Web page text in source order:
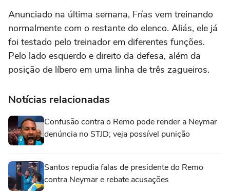
Anunciado na última semana, Frías vem treinando
normalmente com o restante do elenco. Aliás, ele já
foi testado pelo treinador em diferentes funções.
Pelo lado esquerdo e direito da defesa, além da
posição de líbero em uma linha de três zagueiros.
Notícias relacionadas
Confusão contra o Remo pode render a Neymar
denúncia no STJD; veja possível punição
Santos repudia falas de presidente do Remo
contra Neymar e rebate acusações